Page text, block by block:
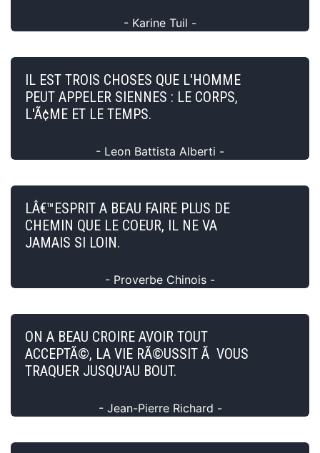
- Karine Tuil -
IL EST TROIS CHOSES QUE L'HOMME
PEUT APPELER SIENNES : LE CORPS,
L'Ã¢ME ET LE TEMPS.
- Leon Battista Alberti -
LÂ€™ESPRIT A BEAU FAIRE PLUS DE
CHEMIN QUE LE COEUR, IL NE VA
JAMAIS SI LOIN.
- Proverbe Chinois -
ON A BEAU CROIRE AVOIR TOUT
ACCEPTÃ©, LA VIE RÃ©USSIT Ã VOUS
TRAQUER JUSQU'AU BOUT.
- Jean-Pierre Richard -